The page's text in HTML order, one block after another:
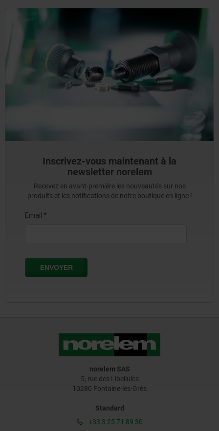
Inscrivez-vous maintenant à la
newsletter norelem
Recevez en avant-première les nouveautés sur nos
produits et les notifications de notre boutique en ligne !
norelem SAS
5, rue des Libellules
10280 Fontaine-les-Grès
Standard
+33 3 25 71 89 30